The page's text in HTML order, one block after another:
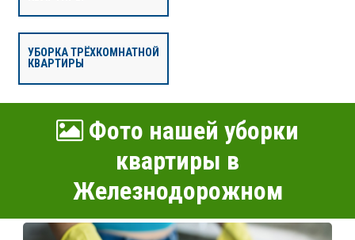
УБОРКА ТРЁХКОМНАТНОЙ
КВАРТИРЫ
Фото нашей уборки
квартиры в
Железнодорожном